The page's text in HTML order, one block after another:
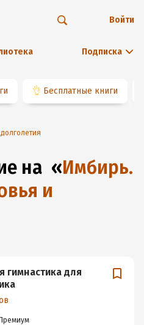
Подписка
Войти
👌 Бесплатные книги
на «Имбирь.
и
гимнастика для
Премиум